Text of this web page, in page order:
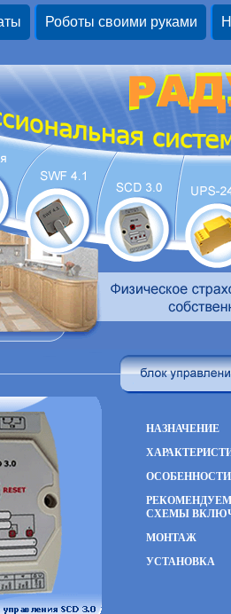
Роботы своими руками
НАЗНАЧЕНИЕ
ОСОБЕННОСТИ
СХЕМЫ
МОНТАЖ
УСТАНОВКА